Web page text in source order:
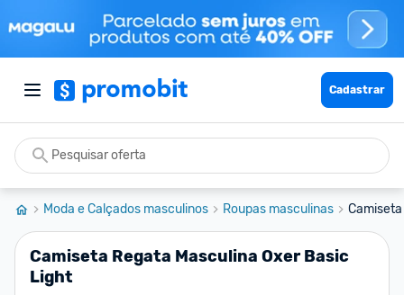
Cadastrar
Moda e Calçados masculinos Roupas masculinas
Camiseta Regata Masculina Oxer Basic
Light